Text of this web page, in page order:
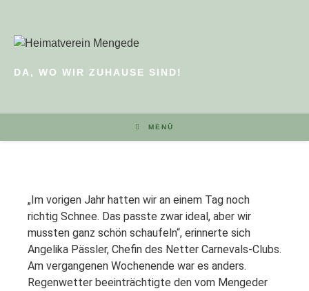
DA, WO WIR ZUHAUSE SIND!
MENÜ
„Im vorigen Jahr hatten wir an einem Tag noch
richtig Schnee. Das passte zwar ideal, aber wir
mussten ganz schön schaufeln“, erinnerte sich
Angelika Pässler, Chefin des Netter Carnevals-Clubs.
Am vergangenen Wochenende war es anders.
Regenwetter beeinträchtigte den vom Mengeder